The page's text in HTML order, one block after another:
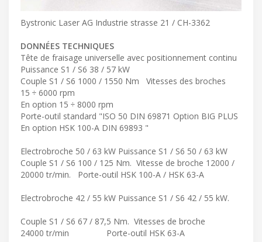
Bystronic Laser AG Industrie strasse 21 / CH-3362
DONNÉES TECHNIQUES
Tête de fraisage universelle avec positionnement continu
Puissance S1 / S6 38 / 57 kW
Couple S1 / S6 1000 / 1550 Nm Vitesses des broches
15 ÷ 6000 rpm
En option 15 ÷ 8000 rpm
Porte-outil standard "ISO 50 DIN 69871 Option BIG PLUS
En option HSK 100-A DIN 69893 "
Electrobroche 50 / 63 kW Puissance S1 / S6 50 / 63 kW
Couple S1 / S6 100 / 125 Nm. Vitesse de broche 12000 /
20000 tr/min. Porte-outil HSK 100-A / HSK 63-A
Electrobroche 42 / 55 kW Puissance S1 / S6 42 / 55 kW.
Couple S1 / S6 67 / 87,5 Nm. Vitesses de broche
24000 tr/min Porte-outil HSK 63-A